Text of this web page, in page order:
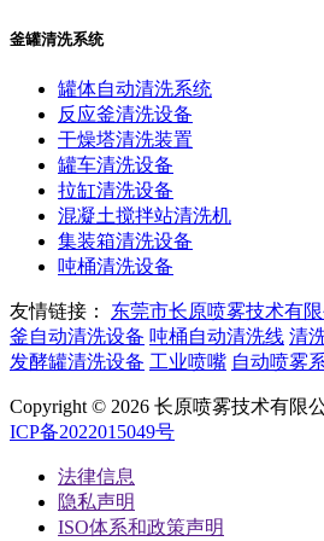
釜罐清洗系统
罐体自动清洗系统
反应釜清洗设备
干燥塔清洗装置
罐车清洗设备
拉缸清洗设备
混凝土搅拌站清洗机
集装箱清洗设备
吨桶清洗设备
友情链接： 东莞市长原喷雾技术有限
釜自动清洗设备 吨桶自动清洗线 清
发酵罐清洗设备 工业喷嘴 自动喷雾
Copyright © 2026 长原喷雾技术有限
ICP备2022015049号
法律信息
隐私声明
ISO体系和政策声明